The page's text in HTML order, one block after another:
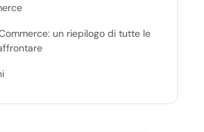
un riepilogo di tutte le